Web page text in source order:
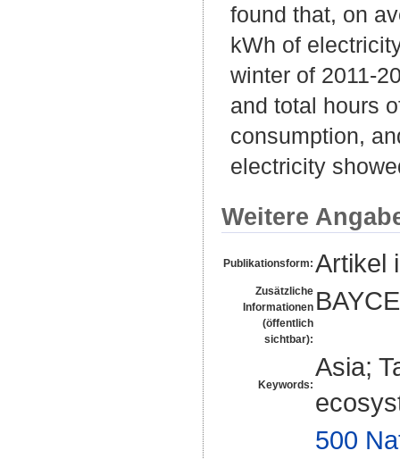
found that, on
kWh of
winter of 2011-
and total hours
consumption,
electricity
Weitere
Publikationsform: Artikel
Zusätzliche
Informationen
(öffentlich
sichtbar):
Keywords:
Asia;
500